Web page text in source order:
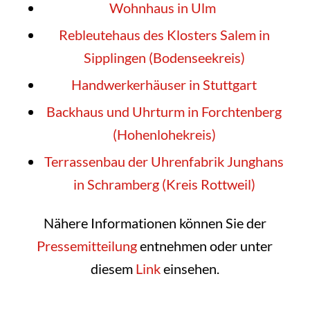
Wohnhaus in Ulm
Rebleutehaus des Klosters Salem in
Sipplingen (Bodenseekreis)
Handwerkerhäuser in Stuttgart
Backhaus und Uhrturm in Forchtenberg
(Hohenlohekreis)
Terrassenbau der Uhrenfabrik Junghans
in Schramberg (Kreis Rottweil)
Nähere Informationen können Sie der
Pressemitteilungentnehmen oder unter
diesem Linkeinsehen.